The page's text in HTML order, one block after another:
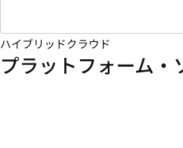
ハイブリッドクラウド
プラットフォーム・